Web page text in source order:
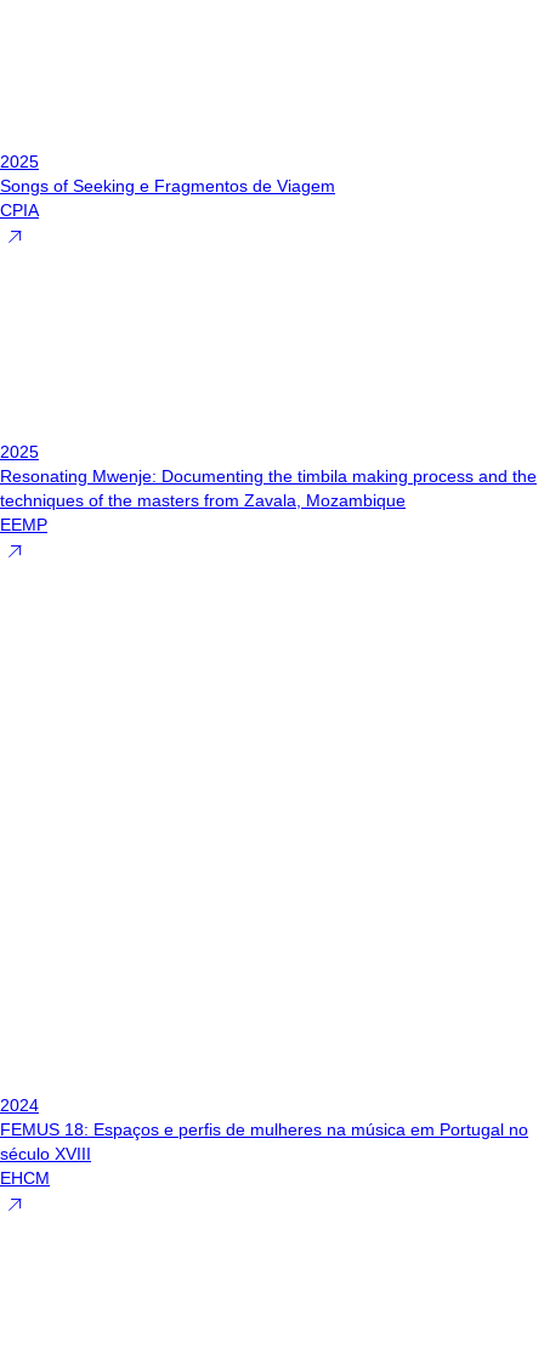
2025
Songs of Seeking e Fragmentos de Viagem
CPIA
2025
Resonating Mwenje: Documenting the timbila making process and the
techniques of the masters from Zavala, Mozambique
EEMP
2024
FEMUS 18: Espaços e perfis de mulheres na música em Portugal no
século XVIII
EHCM